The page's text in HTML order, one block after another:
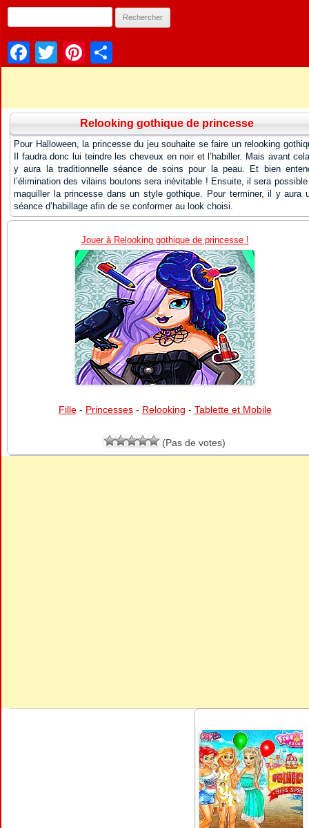
Facebook
TwitterPinterest
Relooking gothique de princesse
Pour Halloween, la princesse du jeu souhaite se faire un relooking
Il faudra donc lui teindre les cheveux en noir et l’habiller. Mais avant
y aura la traditionnelle séance de soins pour la peau. Et bien
l’élimination des vilains boutons sera inévitable ! Ensuite, il sera
maquiller la princesse dans un style gothique. Pour terminer, il y aura
séance d’habillage afin de se conformer au look choisi.
Jouer à Relooking gothique de princesse !
Fille- Princesses- Relooking - Tablette et Mobile
(Pas de votes)